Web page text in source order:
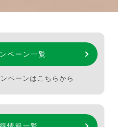
ペーン一覧
ペーンはこちらから